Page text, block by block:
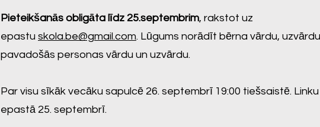
Pieteikšanās obligāta līdz 25.septembrim, rakstot uz
epastu skola.be@gmail.com. Lūgums norādīt bērna vārdu,
pavadošās personas vārdu un uzvārdu.
Par visu sīkāk vecāku sapulcē 26. septembrī 19:00 tiešsaistē.
epastā 25. septembrī.